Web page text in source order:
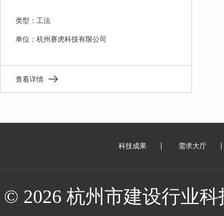
类型：工法
单位：杭州赛虎科技有限公司
查看详情 
科技成果 需求大厅
© 2026 杭州市建设行业